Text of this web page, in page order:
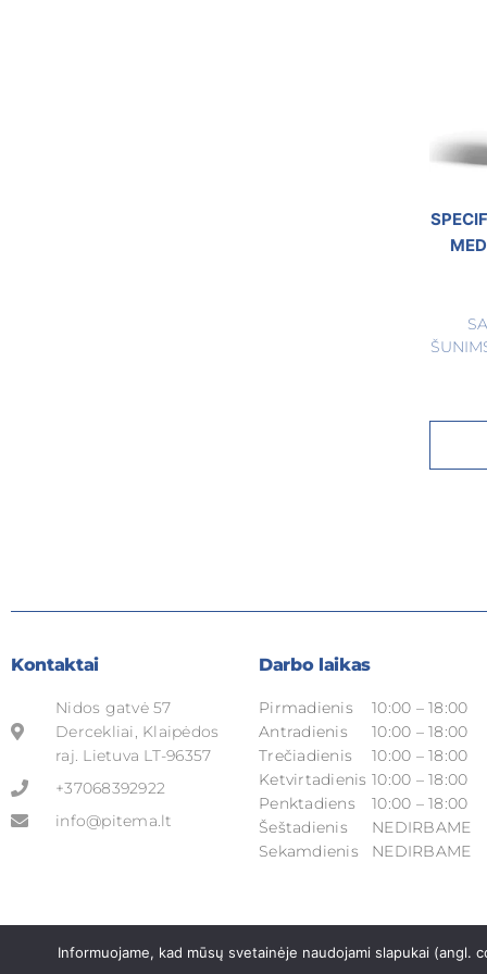
Kontaktai
Nidos gatvė 57
Dercekliai, Klaipėdos
raj. Lietuva LT-96357
+37068392922
info@pitema.lt
Darbo laikas
Pirmadienis
Antradienis
Trečiadienis
Ketvirtadienis
Penktadiens
Šeštadienis
Sekamdienis
10:00 – 18:00
10:00 – 18:00
10:00 – 18:00
10:00 – 18:00
10:00 – 18:00
NEDIRBAME
NEDIRBAME
Informuojame, kad mūsų svetainėje naudojami slapukai (angl.